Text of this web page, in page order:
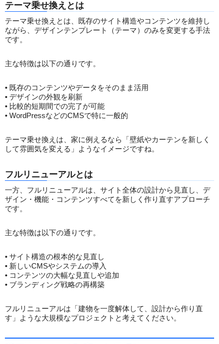
テーマ乗せ換えとは
テーマ乗せ換えとは、既存のサイト構造やコンテンツを維持し
ながら、デザインテンプレート（テーマ）のみを変更する手法
です。
主な特徴は以下の通りです。
• 既存のコンテンツやデータをそのまま活用
• デザインの外観を刷新
• 比較的短期間での完了が可能
• WordPressなどのCMSで特に一般的
テーマ乗せ換えは、家に例えるなら「壁紙やカーテンを新しく
して雰囲気を変える」ようなイメージですね。
フルリニューアルとは
一方、フルリニューアルは、サイト全体の設計から見直し、デ
ザイン・機能・コンテンツすべてを新しく作り直すアプローチ
です。
主な特徴は以下の通りです。
• サイト構造の根本的な見直し
• 新しいCMSやシステムの導入
• コンテンツの大幅な見直しや追加
• ブランディング戦略の再構築
フルリニューアルは「建物を一度解体して、設計から作り直
す」ような大規模なプロジェクトと考えてください。